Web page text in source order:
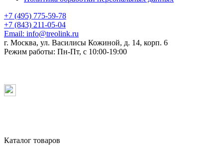
+7 (495) 775-59-78
+7 (843) 211-05-04
Email: info@treolink.ru
г. Москва, ул. Василисы Кожиной, д. 14, корп. 6
Режим работы: Пн-Пт, с 10:00-19:00
Каталог товаров